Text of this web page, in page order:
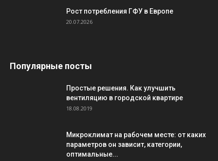
Рост потребления ГФУ в Европе
20.07.2026
Популярные посты
Простые решения. Как улучшить
вентиляцию в городской квартире
18.08.2019
Микроклимат на рабочем месте: от каких
параметров он зависит, категории,
оптимальные...